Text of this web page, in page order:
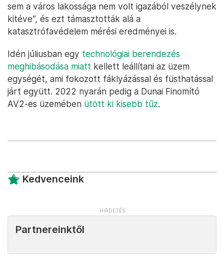
sem a város lakossága nem volt igazából veszélynek
kitéve”, és ezt támasztották alá a
katasztrófavédelem mérési eredményei is.
Idén júliusban egy technológiai berendezés
meghibásodása miatt kellett leállítani az üzem
egységét, ami fokozott fáklyázással és füsthatással
járt együtt. 2022 nyarán pedig a Dunai Finomító
AV2-es üzemében ütött ki kisebb tűz.
Kedvenceink
Partnereinktől